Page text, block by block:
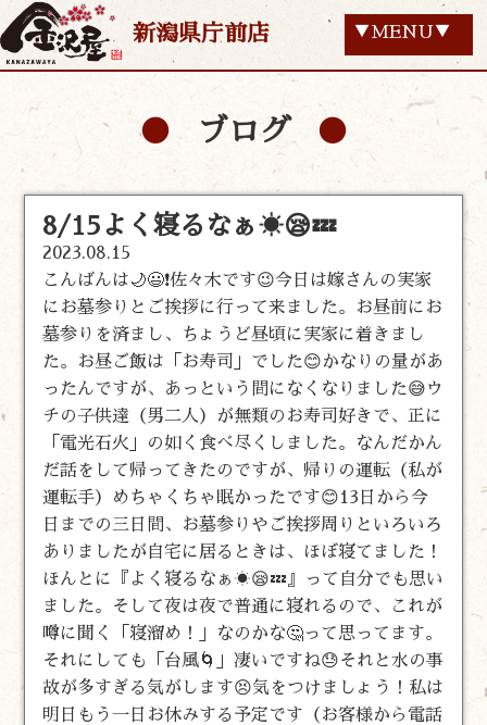
新潟県庁前店 ▼MENU▼
ブログ
8/15よく寝るなぁ☀️😪💤
2023.08.15
こんばんは🌙😃❗佐々木です😉今日は嫁さんの実家
にお墓参りとご挨拶に行って来ました。お昼前にお
墓参りを済まし、ちょうど昼頃に実家に着きまし
た。お昼ご飯は「お寿司」でした😊かなりの量があ
ったんですが、あっという間になくなりました😅ウ
チの子供達（男二人）が無類のお寿司好きで、正に
「電光石火」の如く食べ尽くしました。なんだかん
だ話をして帰ってきたのですが、帰りの運転（私が
運転手）めちゃくちゃ眠かったです😊13日から今
日までの三日間、お墓参りやご挨拶周りといろいろ
ありましたが自宅に居るときは、ほぼ寝てました！
ほんとに『よく寝るなぁ☀️😪💤』って自分でも思い
ました。そして夜は夜で普通に寝れるので、これが
噂に聞く「寝溜め！」なのかな🤔って思ってます。
それにしても「台風🌀」凄いですね😓それと水の事
故が多すぎる気がします😣気をつけましょう！私は
明日もう一日お休みする予定です（お客様から電話